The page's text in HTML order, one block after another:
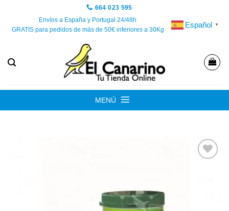
contenido
664 023 595
Envíos a España y Portugal 24/48h
GRATIS para pedidos de más de 50€ inferiores a 30Kg
Español ▼
MENÚ